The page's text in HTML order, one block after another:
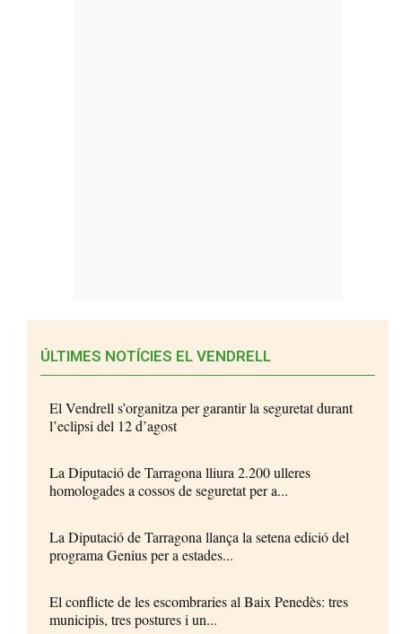
ÚLTIMES NOTÍCIES EL VENDRELL
El Vendrell s’organitza per garantir la seguretat durant
l’eclipsi del 12 d’agost
La Diputació de Tarragona lliura 2.200 ulleres
homologades a cossos de seguretat per a...
La Diputació de Tarragona llança la setena edició del
programa Genius per a estades...
El conflicte de les escombraries al Baix Penedès: tres
municipis, tres postures i un...